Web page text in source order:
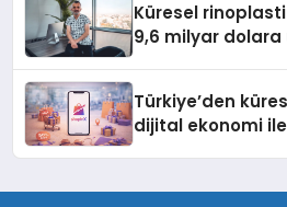
Küresel rinoplasti
9,6 milyar dolara
Türkiye’den
dijital ekonomi